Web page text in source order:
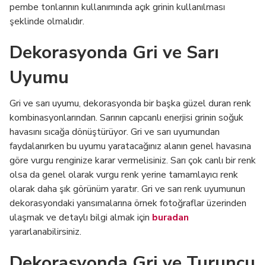
pembe tonlarının kullanımında açık grinin kullanılması
şeklinde olmalıdır.
Dekorasyonda Gri ve Sarı
Uyumu
Gri ve sarı uyumu, dekorasyonda bir başka güzel duran renk
kombinasyonlarından. Sarının capcanlı enerjisi grinin soğuk
havasını sıcağa dönüştürüyor. Gri ve sarı uyumundan
faydalanırken bu uyumu yaratacağınız alanın genel havasına
göre vurgu renginize karar vermelisiniz. Sarı çok canlı bir renk
olsa da genel olarak vurgu renk yerine tamamlayıcı renk
olarak daha şık görünüm yaratır. Gri ve sarı renk uyumunun
dekorasyondaki yansımalarına örnek fotoğraflar üzerinden
ulaşmak ve detaylı bilgi almak için buradan
yararlanabilirsiniz.